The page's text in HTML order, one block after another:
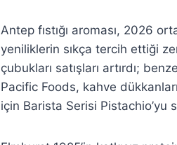
Antep fıstığı aroması, 2026
yeniliklerin sıkça tercih ettiği
çubukları satışları artırdı;
Pacific Foods, kahve
için Barista Serisi Pistachio’yu